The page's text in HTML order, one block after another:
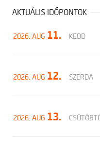
AKTUÁLIS IDŐPONTOK
2026. AUG 11. KEDD
2026. AUG 12. SZERDA
2026. AUG 13.